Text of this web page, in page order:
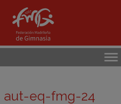
aut-eq-fmg-24